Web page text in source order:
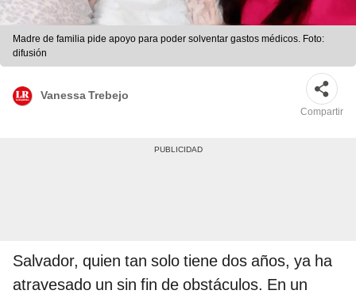
Madre de familia pide apoyo para poder solventar gastos médicos. Foto:
difusión
Vanessa Trebejo
Compartir
Salvador, quien tan solo tiene dos años, ya ha
atravesado un sin fin de obstáculos. En un